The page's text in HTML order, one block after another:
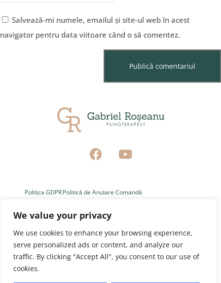
We value your privacy
We use cookies to enhance your browsing experience,
serve personalized ads or content, and analyze our
traffic. By clicking "Accept All", you consent to our use of
cookies.
Salvează-mi numele, emailul și site-ul web în acest
navigator pentru data viitoare când o să comentez.
Politica GDPRPolitică de Anulare Comandă
Politica de ConfidențialitateTermeni și Condiții de Utilizare
Politica de Livrare Comandă